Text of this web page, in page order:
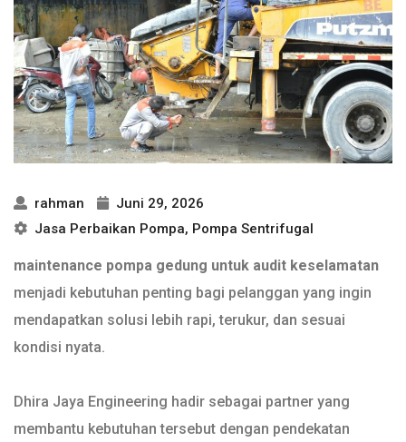
rahman
Juni 29, 2026
Jasa Perbaikan Pompa, Pompa Sentrifugal
maintenance pompa gedung untuk audit keselamatan
menjadi kebutuhan penting bagi pelanggan yang ingin
mendapatkan solusi lebih rapi, terukur, dan sesuai
kondisi nyata.
Dhira Jaya Engineering hadir sebagai partner yang
membantu kebutuhan tersebut dengan pendekatan